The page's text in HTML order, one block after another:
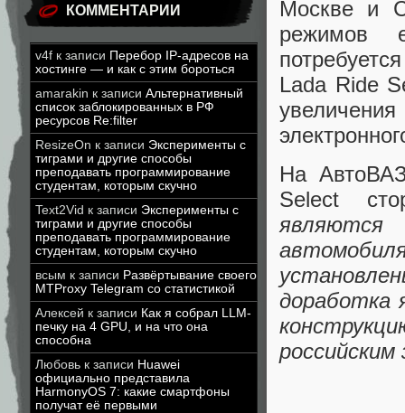
КОММЕНТАРИИ
v4f к записи Перебор IP-адресов на
хостинге — и как с этим бороться
amarakin к записи Альтернативный
список заблокированных в РФ
ресурсов Re:filter
ResizeOn к записи Эксперименты с
тиграми и другие способы
преподавать программирование
студентам, которым скучно
Text2Vid к записи Эксперименты с
тиграми и другие способы
преподавать программирование
студентам, которым скучно
всым к записи Развёртывание своего
MTProxy Telegram со статистикой
Алексей к записи Как я собрал LLM-
печку на 4 GPU, и на что она
способна
Любовь к записи Huawei
официально представила
HarmonyOS 7: какие смартфоны
получат её первыми
Москве и
режимов
Lada Ride
На
Select
являются
доработка